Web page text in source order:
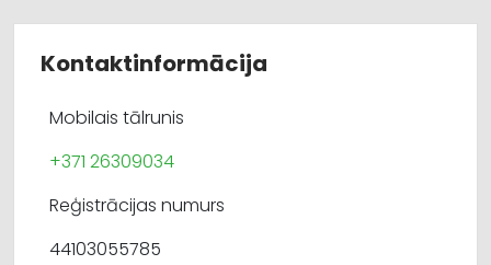
Kontaktinformācija
Mobilais tālrunis
+371 26309034
Reģistrācijas numurs
44103055785